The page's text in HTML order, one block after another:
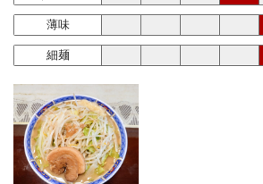
薄味
細麺